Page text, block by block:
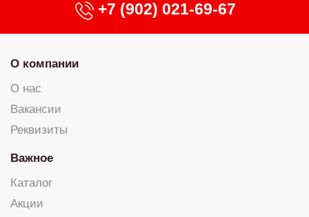
+7 (902) 021-69-67
О компании
О нас
Вакансии
Реквизиты
Важное
Каталог
Акции